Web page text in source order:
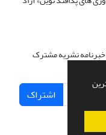
خبرنامه نشریه مشترک
اشتراک